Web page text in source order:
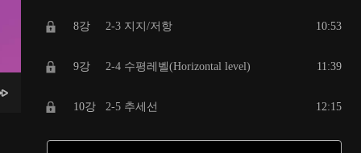
8강 2-3 지지/저항 10:53
9강 2-4 수평레벨(Horizontal level) 11:39
10강 2-5 추세선 12:15
10:04